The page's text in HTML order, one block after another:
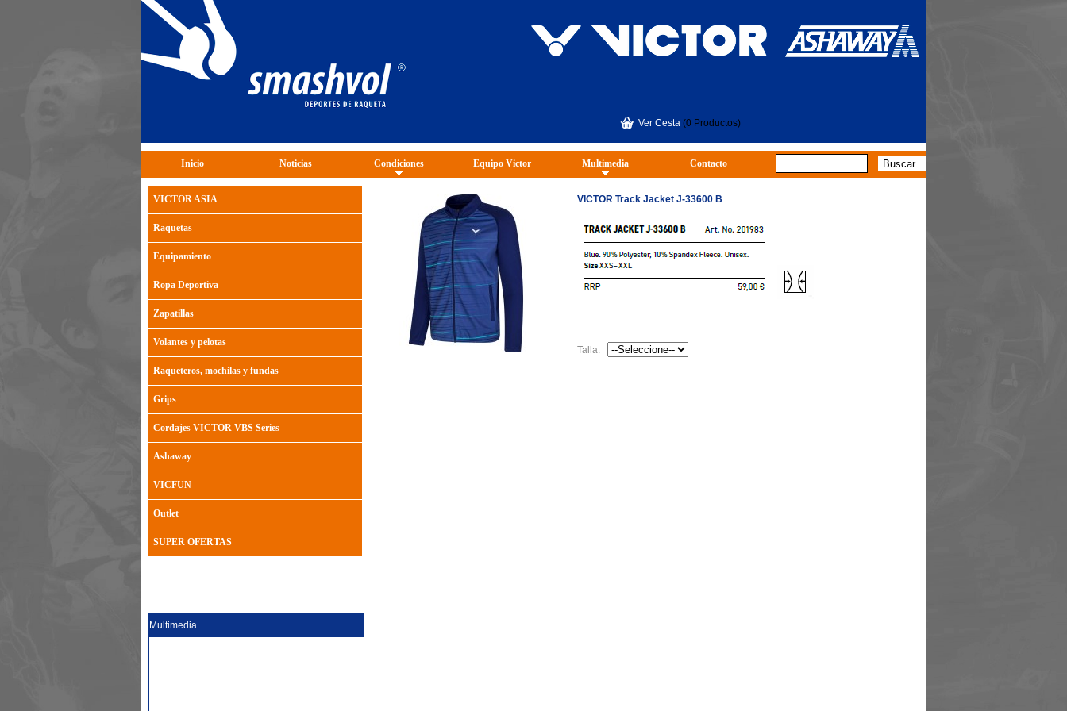
Inicio Noticias Condiciones Equipo Victor Multimedia Contacto
VICTOR Track Jacket J-33600 B
Talla:
VICTOR ASIA
Raquetas
Equipamiento
Ropa Deportiva
Zapatillas
Volantes y pelotas
Raqueteros, mochilas y fundas
Grips
Cordajes VICTOR VBS Series
Ashaway
VICFUN
Outlet
SUPER OFERTAS
Multimedia
Ver Cesta (0 Productos)